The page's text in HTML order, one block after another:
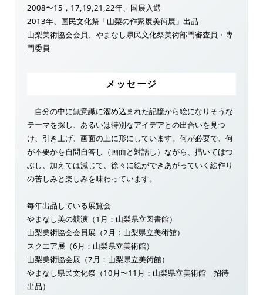
2008〜15，17,19,21,22年、国展入選
2013年、国民文化祭「山梨の作家展美術展」出品
山梨美術協会会員、やまなし県民文化祭美術部門審査員・専
門委員
メッセージ
自分の中に無意識に溜め込まれた記憶から絵になりそうな
テーマを探し、あるいは特別なアイデアとの出合いを見つ
け、引き上げ、画面の上に形にしています。何が必要で、何
が不要かを自問自答し（画面と対話し）ながら、描いてはつ
ぶし、加えては減じて、徐々に絵ができあがっていく絵作り
の苦しみと楽しみを味わっています。
毎年出品している展覧会
やまなし美の競演（1月：山梨県立図書館）
山梨美術協会会員展（2月：山梨県立美術館）
スクエア展（6月：山梨県立美術館）
山梨美術協会展（7月：山梨県立美術館）
やまなし県民文化祭（10月〜11月：山梨県立美術館 招待
出品）